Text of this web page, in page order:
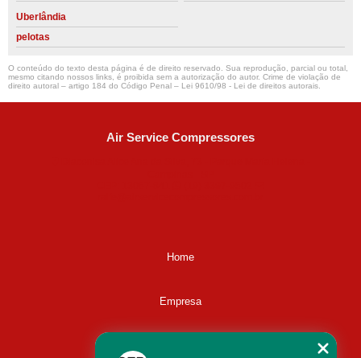
Uberlândia
pelotas
O conteúdo do texto desta página é de direito reservado. Sua reprodução, parcial ou total,
mesmo citando nossos links, é proibida sem a autorização do autor. Crime de violação de
direito autoral – artigo 184 do Código Penal – Lei 9610/98 - Lei de direitos autorais.
Air Service Compressores
Home
Empresa